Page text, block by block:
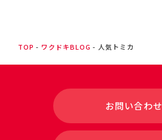
TOP ワクドキBLOG 人気トミカ
お問い合わせ